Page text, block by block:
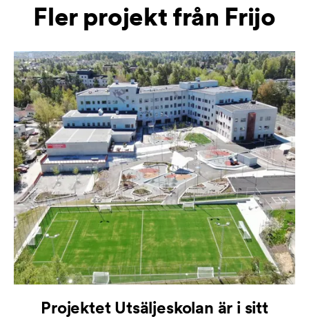
Fler projekt från Frijo
Projektet Utsäljeskolan är i sitt